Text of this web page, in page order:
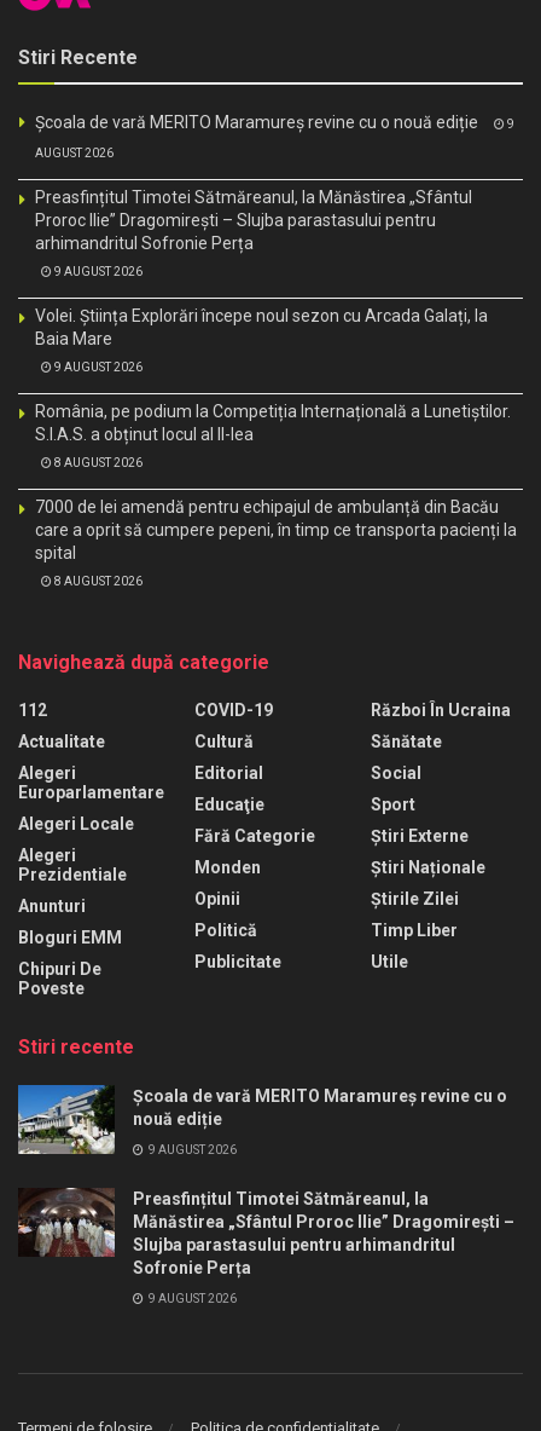
Stiri Recente
Școala de vară MERITO Maramureș revine cu o nouă ediție 9
AUGUST 2026
Preasfințitul Timotei Sătmăreanul, la Mănăstirea „Sfântul
Proroc Ilie” Dragomirești – Slujba parastasului pentru
arhimandritul Sofronie Perța
9 AUGUST 2026
Volei. Știința Explorări începe noul sezon cu Arcada Galați, la
Baia Mare
9 AUGUST 2026
România, pe podium la Competiția Internațională a Lunetiștilor.
S.I.A.S. a obținut locul al II-lea
8 AUGUST 2026
7000 de lei amendă pentru echipajul de ambulanță din Bacău
care a oprit să cumpere pepeni, în timp ce transporta pacienți la
spital
8 AUGUST 2026
Navighează după categorie
112
Actualitate
Alegeri
Europarlamentare
Alegeri Locale
Alegeri
Prezidentiale
Anunturi
Bloguri EMM
Chipuri De
Poveste
COVID-19
Cultură
Editorial
Educaţie
Fără Categorie
Monden
Opinii
Politică
Publicitate
Război În Ucraina
Sănătate
Social
Sport
Știri Externe
Știri Naționale
Știrile Zilei
Timp Liber
Utile
Stiri recente
Școala de vară MERITO Maramureș revine cu o
nouă ediție
9 AUGUST 2026
Preasfințitul Timotei Sătmăreanul, la
Mănăstirea „Sfântul Proroc Ilie” Dragomirești –
Slujba parastasului pentru arhimandritul
Sofronie Perța
9 AUGUST 2026